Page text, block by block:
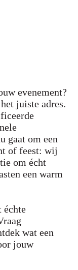
evenement?
juiste adres.
gaat om een
of feest: wij
om écht
een warm
échte
wat een
jouw